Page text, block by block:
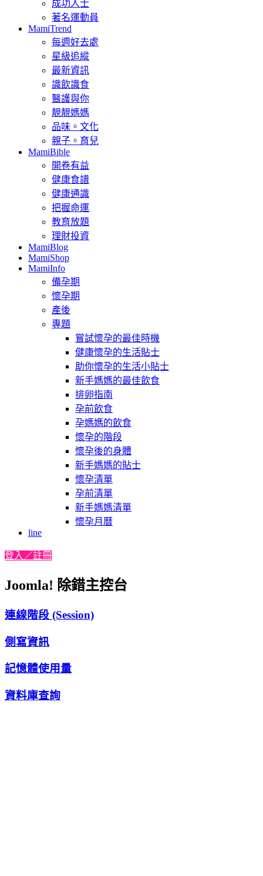
成功人士
著名運動員
MamiTrend
每週好去處
星級追縱
最新資訊
識飲識食
醫護與你
靚靚媽媽
品味。文化
親子。育兒
MamiBible
開卷有益
健康食譜
健康通識
把握命運
教育放題
理財投資
MamiBlog
MamiShop
MamiInfo
備孕期
懷孕期
產後
專題
嘗試懷孕的最佳時機
健康懷孕的生活貼士
助你懷孕的生活小貼士
新手媽媽的最佳飲食
排卵指南
孕前飲食
孕媽媽的飲食
懷孕的階段
懷孕後的身體
新手媽媽的貼士
懷孕清單
孕前清單
新手媽媽清單
懷孕月曆
line
登入／註冊
Joomla! 除錯主控台
連線階段 (Session)
側寫資訊
記憶體使用量
資料庫查詢